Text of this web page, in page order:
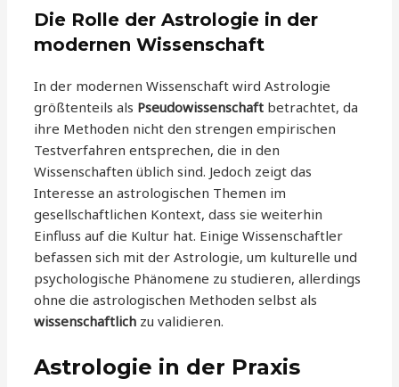
Die Rolle der Astrologie in der
modernen Wissenschaft
In der modernen Wissenschaft wird Astrologie
größtenteils als Pseudowissenschaft betrachtet, da
ihre Methoden nicht den strengen empirischen
Testverfahren entsprechen, die in den
Wissenschaften üblich sind. Jedoch zeigt das
Interesse an astrologischen Themen im
gesellschaftlichen Kontext, dass sie weiterhin
Einfluss auf die Kultur hat. Einige Wissenschaftler
befassen sich mit der Astrologie, um kulturelle und
psychologische Phänomene zu studieren, allerdings
ohne die astrologischen Methoden selbst als
wissenschaftlich zu validieren.
Astrologie in der Praxis